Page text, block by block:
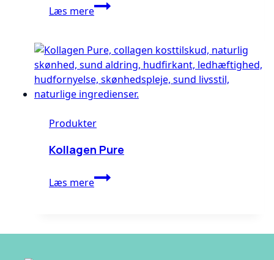
Læs mereCalcium,
Magnesium
Zink
Produkter
Kollagen Pure
Læs mereKollagen
Pure